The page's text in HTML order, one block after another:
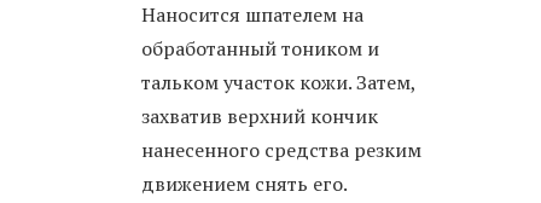
Наносится шпателем на
обработанный тоником и
тальком участок кожи. Затем,
захватив верхний кончик
нанесенного средства резким
движением снять его.